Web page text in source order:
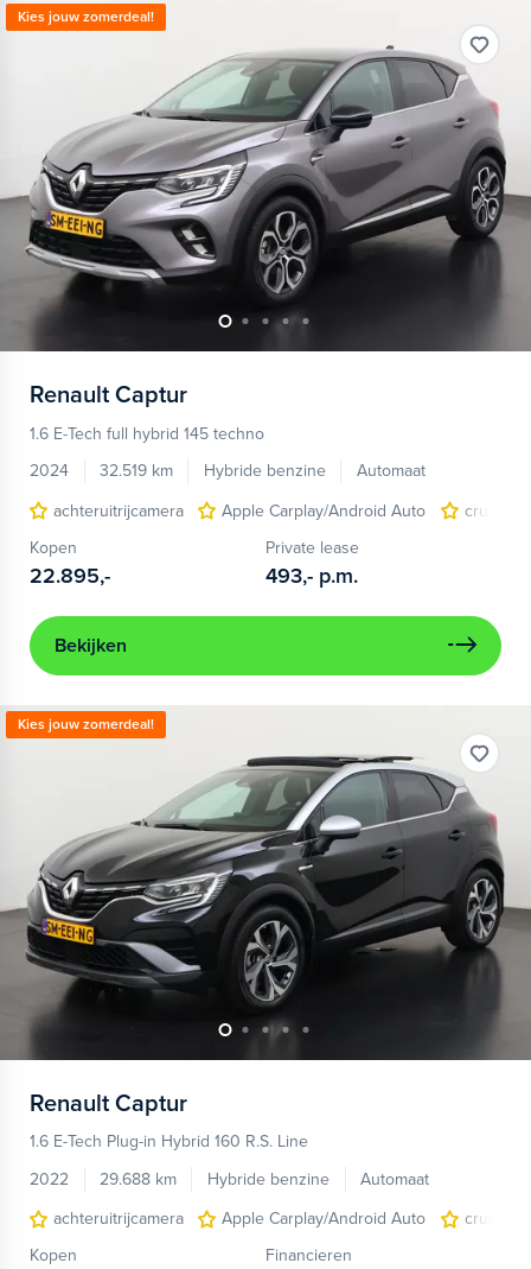
Kies jouw zomerdeal!
Renault Captur
1.6 E-Tech full hybrid 145 techno
2024
32.519 km Hybride benzine
Automaat
achteruitrijcamera
Apple Carplay/Android Auto
cruise
Kopen
22.895,-
Private lease
493,- p.m.
Bekijken
Kies jouw zomerdeal!
Renault Captur
1.6 E-Tech Plug-in Hybrid 160 R.S. Line
2022
29.688 km Hybride benzine
Automaat
achteruitrijcamera
Apple Carplay/Android Auto
cruise
Kopen
Financieren